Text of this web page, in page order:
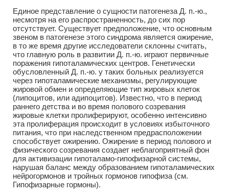
Единое представление о сущности патогенеза Д. п.-ю.,
несмотря на его распространенность, до сих пор
отсутствует. Существует предположение, что основным
звеном в патогенезе этого синдрома является ожирение,
в то же время другие исследователи склонны считать,
что главную роль в развитии Д. п.-ю. играют первичные
поражения гипоталамических центров. Генетически
обусловленный Д. п.-ю. у таких больных реализуется
через гипоталамические механизмы, регулирующие
жировой обмен и определяющие тип жировых клеток
(липоцитов, или адипоцитов). Известно, что в период
раннего детства и во время полового созревания
жировые клетки пролиферируют, особенно интенсивно
эта пролиферация происходит в условиях избыточного
питания, что при наследственном предрасположении
способствует ожирению. Ожирение в период полового и
физического созревания создает неблагоприятный фон
для активизации гипоталамо-гипофизарной системы,
нарушая баланс между образованием гипоталамических
нейрогормонов и тройных гормонов гипофиза (см.
Гипофизарные гормоны).